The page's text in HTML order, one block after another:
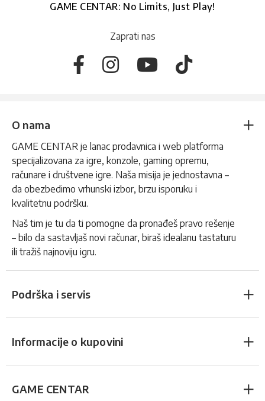
GAME CENTAR: No Limits, Just Play!
Zaprati nas
O nama
GAME CENTAR je lanac prodavnica i web platforma
specijalizovana za igre, konzole, gaming opremu,
računare i društvene igre. Naša misija je jednostavna –
da obezbedimo vrhunski izbor, brzu isporuku i
kvalitetnu podršku.
Naš tim je tu da ti pomogne da pronađeš pravo rešenje
– bilo da sastavljaš novi računar, biraš idealanu tastaturu
ili tražiš najnoviju igru.
Podrška i servis
Informacije o kupovini
GAME CENTAR